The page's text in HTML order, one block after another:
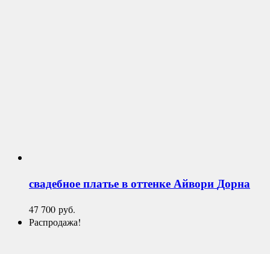
свадебное платье в оттенке АйвориДорна
47 700 руб.
Распродажа!